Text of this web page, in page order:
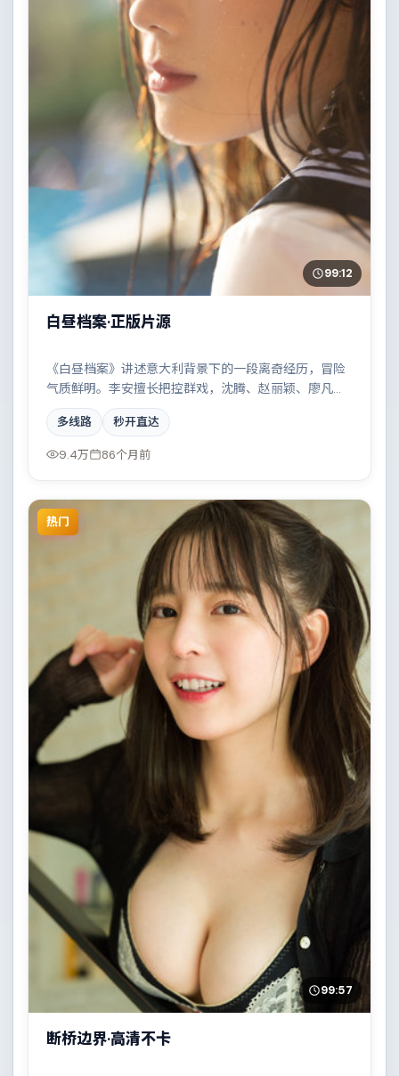
99:12
白昼档案·正版片源
《白昼档案》讲述意大利背景下的一段离奇经历，冒险
气质鲜明。李安擅长把控群戏，沈腾、赵丽颖、廖凡、
张子枫共同撑起复杂人物关系，一场看似偶然的事故牵
出陈年秘辛。
多线路 秒开直达
9.4万 86个月前
热门
99:57
断桥边界·高清不卡